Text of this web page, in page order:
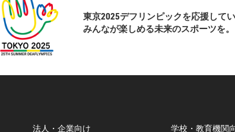
東京2025デフリンピックを応援してい
みんなが楽しめる未来のスポーツを。
法人・企業向け 学校・教育機関